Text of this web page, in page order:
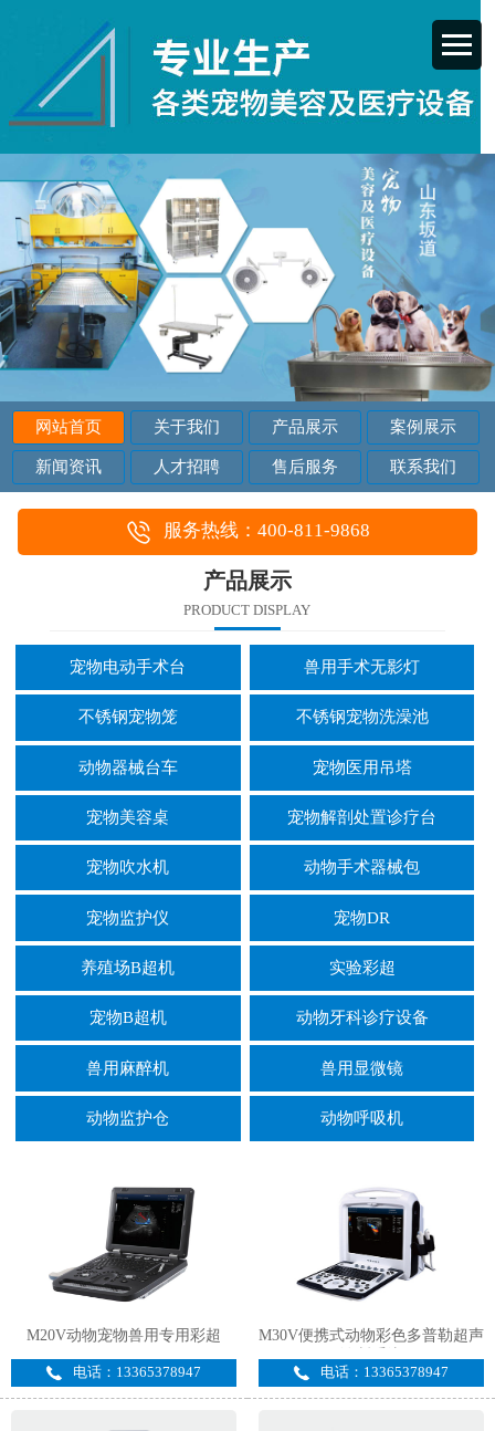
网站首页 关于我们 产品展示 案例展示
新闻资讯 人才招聘 售后服务 联系我们
服务热线：400-811-9868
产品展示
PRODUCT DISPLAY
宠物电动手术台 兽用手术无影灯
不锈钢宠物笼 不锈钢宠物洗澡池
动物器械台车 宠物医用吊塔
宠物美容桌 宠物解剖处置诊疗台
宠物吹水机 动物手术器械包
宠物监护仪 宠物DR
养殖场B超机 实验彩超
宠物B超机 动物牙科诊疗设备
兽用麻醉机 兽用显微镜
动物监护仓 动物呼吸机
M20V动物宠物兽用专用彩超
电话：13365378947
M30V便携式动物彩色多普勒超声
诊断系统
电话：13365378947